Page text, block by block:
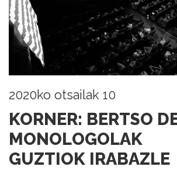
2020ko otsailak 10
KORNER: BERTSO
MONOLOGOLAK
GUZTIOK IRABAZLE